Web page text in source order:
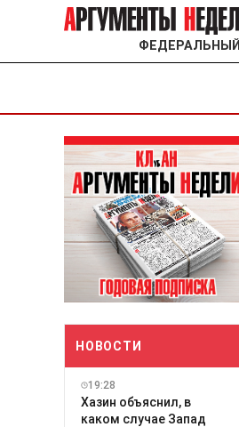
ФЕДЕРАЛЬНЫЙ
НОВОСТИ
19:28
Хазин объяснил, в
каком случае Запад